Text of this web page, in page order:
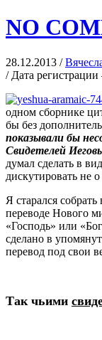
NO
28.12.2013 /
/ Дата
одном сборнике
бы без
показывали бы
Свидетелей
думал сделать в
дискутировать не
Я старался
переводе Нового
«Господь» или
сделано в
перевод под свои
Так чьими